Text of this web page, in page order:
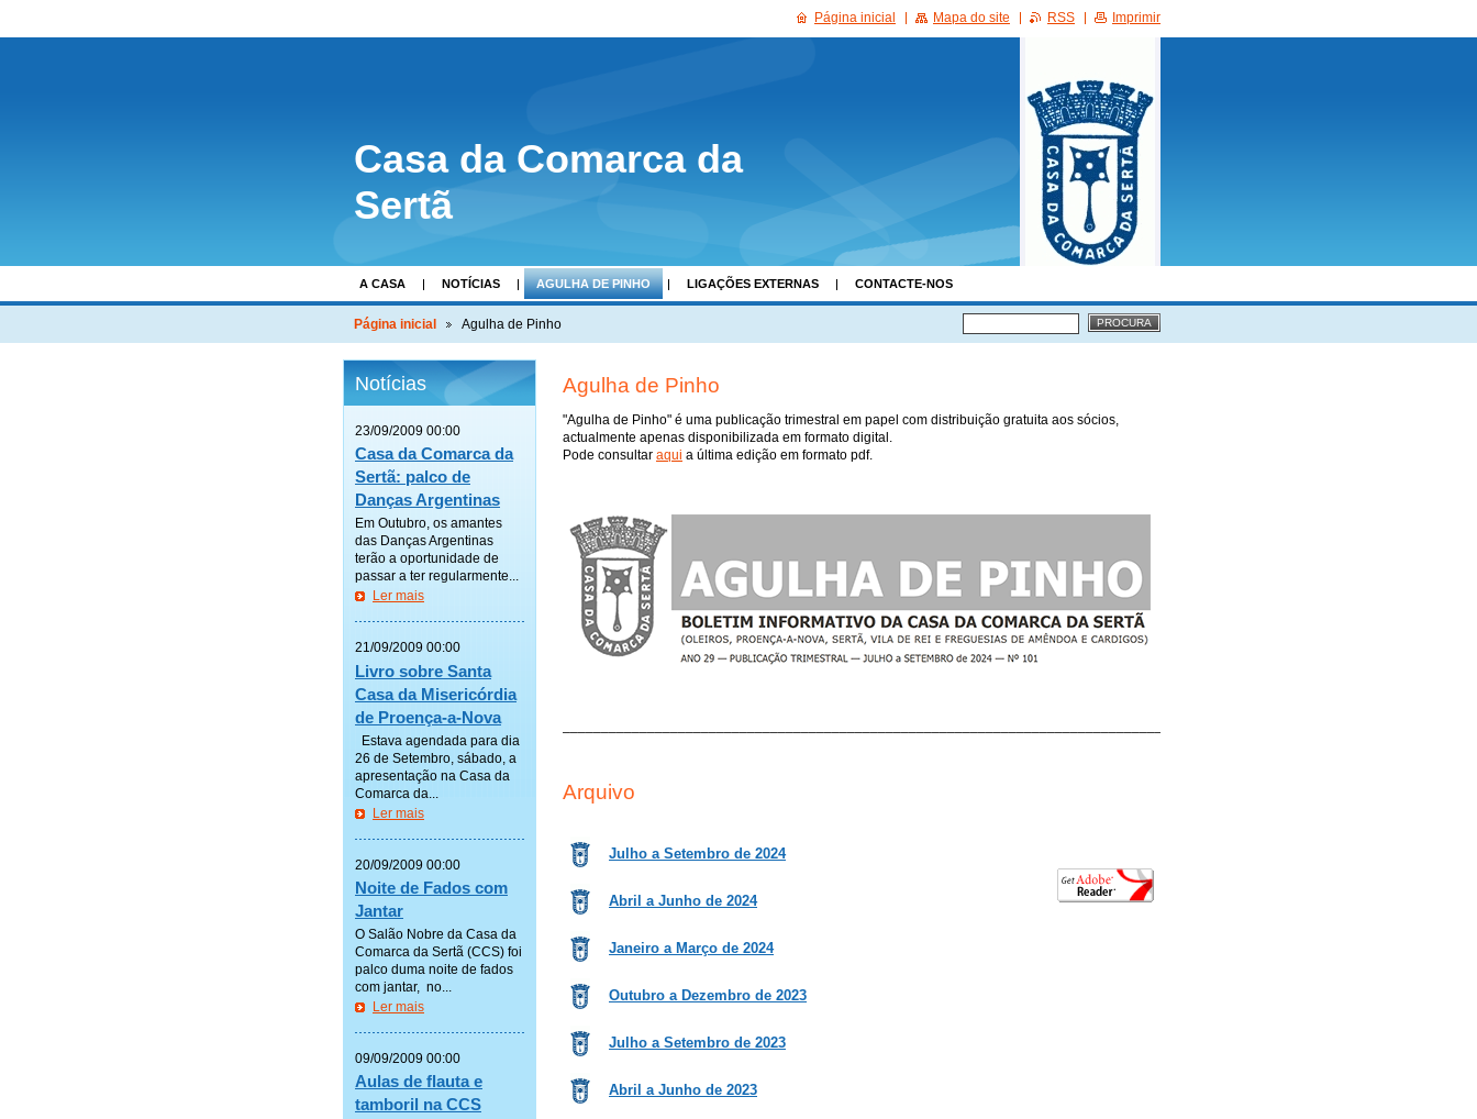
Casa da Comarca da
Sertã
A CASA NOTÍCIAS AGULHA DE PINHO LIGAÇÕES EXTERNAS CONTACTE-NOS
Página inicial Agulha de Pinho
Agulha de Pinho
"Agulha de Pinho" é uma publicação trimestral em papel com distribuição gratuita aos sócios,
actualmente apenas disponibilizada em formato digital.
Pode consultar aqui a última edição em formato pdf.
Arquivo
Julho a Setembro de 2024
Abril a Junho de 2024
Janeiro a Março de 2024
Outubro a Dezembro de 2023
Julho a Setembro de 2023
Abril a Junho de 2023
Notícias
23/09/2009 00:00
Casa da Comarca da
Sertã: palco de
Danças Argentinas
Em Outubro, os amantes
das Danças Argentinas
terão a oportunidade de
passar a ter regularmente...
Ler mais
21/09/2009 00:00
Livro sobre Santa
Casa da Misericórdia
de Proença-a-Nova
Estava agendada para dia
26 de Setembro, sábado, a
apresentação na Casa da
Comarca da...
Ler mais
20/09/2009 00:00
Noite de Fados com
Jantar
O Salão Nobre da Casa da
Comarca da Sertã (CCS) foi
palco duma noite de fados
com jantar, no...
Ler mais
09/09/2009 00:00
Aulas de flauta e
tamboril na CCS
Página inicial Mapa do site RSS Imprimir